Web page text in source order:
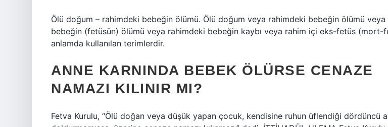
Ölü doğum – rahimdeki bebeğin ölümü. Ölü doğum veya rahimdeki bebeğin ölümü veya
bebeğin (fetüsün) ölümü veya rahimdeki bebeğin kaybı veya rahim içi eks-fetüs (mort-
anlamda kullanılan terimlerdir.
ANNE KARNINDA BEBEK ÖLÜRSE CENAZE
NAMAZI KILINIR MI?
Fetva Kurulu, “Ölü doğan veya düşük yapan çocuk, kendisine ruhun üflendiği dördüncü